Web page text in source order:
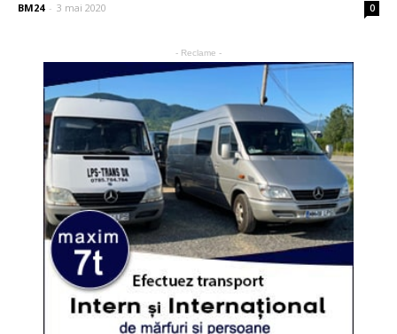
BM24 - 3 mai 2020 0
- Reclame -